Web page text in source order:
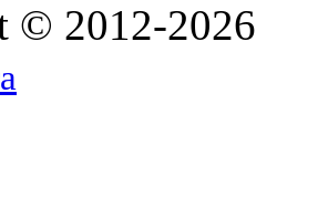
© 2012-2026